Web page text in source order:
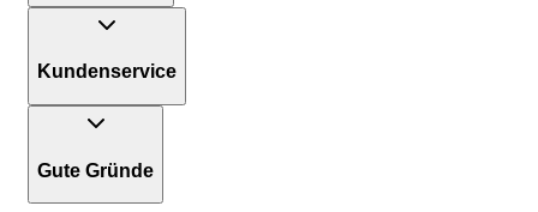
Kundenservice
Gute Gründe